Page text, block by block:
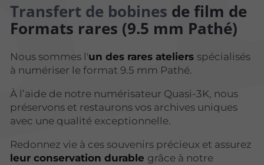
Transfert de bobines de film de
Formats rares (9.5 mm Pathé)
Nous sommes l'un des rares ateliers spécialisés
à numériser le format 9.5 mm Pathé.
À l’aide de notre numérisateur Quasi-3K, nous
préservons et restaurons vos archives uniques
avec une qualité exceptionnelle.
Redonnez vie à ces souvenirs précieux et assurez
leur conservation durable grâce à notre